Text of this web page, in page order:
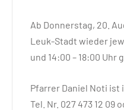
Ab Donnerstag, 20.
Leuk-Stadt wieder
und 14:00 – 18:00 Uhr
Pfarrer Daniel Noti ist
Tel. Nr. 027 473 12 09